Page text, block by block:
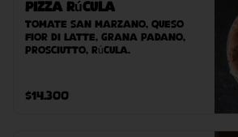
Pizza Rúcula
Tomate San Marzano, queso
Fior Di Latte, Grana padano,
prosciutto, rúcula.
$14.300